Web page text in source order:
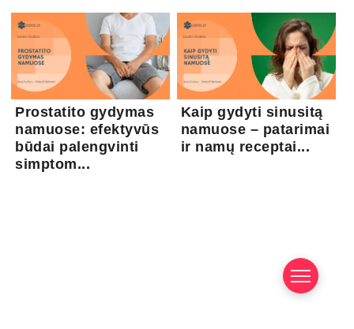
Prostatito gydymas
namuose: efektyvūs
būdai palengvinti
simptom...
Kaip gydyti sinusitą
namuose – patarimai
ir namų receptai...